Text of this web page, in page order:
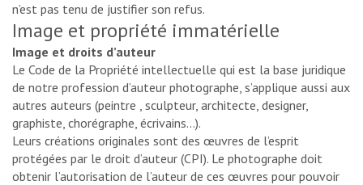
n’est pas tenu de justifier son refus.
Image et propriété immatérielle
Image et droits d’auteur
Le Code de la Propriété intellectuelle qui est la base juridique
de notre profession d’auteur photographe, s’applique aussi aux
autres auteurs (peintre , sculpteur, architecte, designer,
graphiste, chorégraphe, écrivains…).
Leurs créations originales sont des œuvres de l’esprit
protégées par le droit d’auteur (CPI). Le photographe doit
obtenir l’autorisation de l’auteur de ces œuvres pour pouvoir